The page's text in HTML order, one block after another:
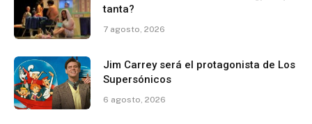
tanta?
7 agosto, 2026
Jim Carrey será el protagonista de Los
Supersónicos
6 agosto, 2026